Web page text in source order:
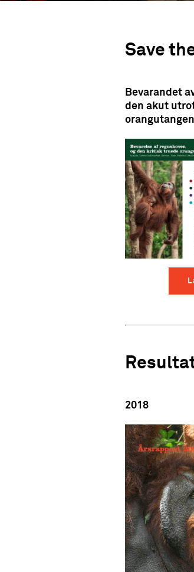
Save
Bevarandet
den akut
orangutangen
2018